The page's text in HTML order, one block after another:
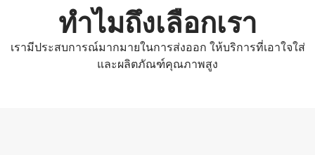
การเชื่อมโยง
ระบบกันสะเทือนหลังแบบสามจุด
อัตราปุ๋ย
0-420 กก. / เอเคอร์ (ปรับได้)
0.60-1.0เอเคอร์/ชม
ทำไมถึงเลือกเรา
เรามีประสบการณ์มากมายในการส่งออก ให้บริการที่เอาใจใส่
และผลิตภัณฑ์คุณภาพสูง